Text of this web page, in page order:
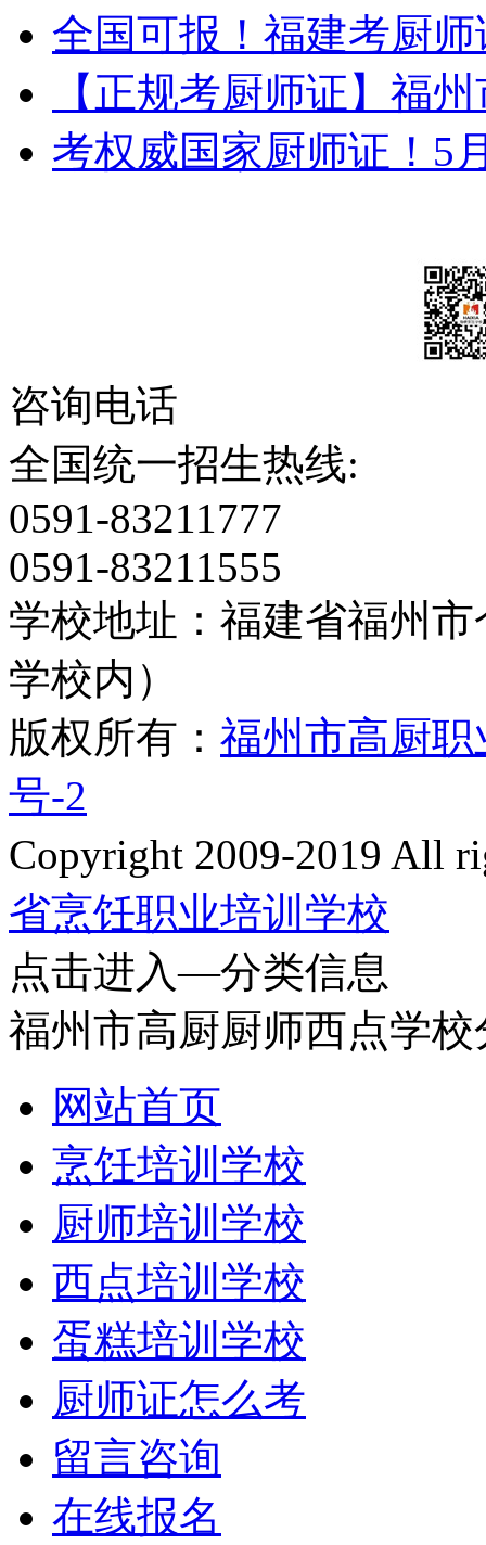
全国可报！福建考厨
【正规考厨师证】福
考权威国家厨师证！5
咨询电话
全国统一招生热线:
0591-83211777
0591-83211555
学校地址：福建省福州
学校内）
版权所有： 福州市高厨
号-2
Copyright 2009-2019 All
省烹饪职业培训学校
点击进入—分类信息
福州市高厨厨师西点学
网站首页
烹饪培训学校
厨师培训学校
西点培训学校
蛋糕培训学校
厨师证怎么考
留言咨询
在线报名